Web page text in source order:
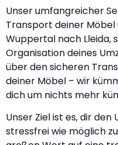
Unser umfangreicher
Transport deiner
Wuppertal nach Lleida,
Organisation deines
über den sicheren
deiner Möbel – wir
dich um nichts mehr
Unser Ziel ist es, dir den
stressfrei wie möglich